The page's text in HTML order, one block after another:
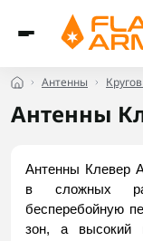
Антенны
Антенны
Антенны Клевер
в сложных
бесперебойную
зон, а высокий